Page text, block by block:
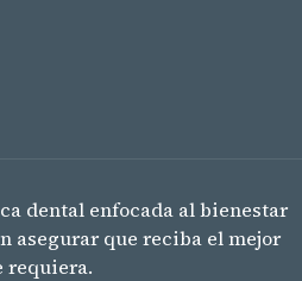
dental enfocada al bienestar
asegurar que reciba el mejor
requiera.